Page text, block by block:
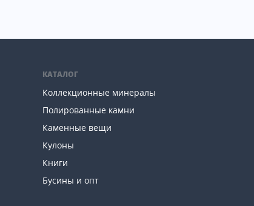
КАТАЛОГ
Коллекционные минералы
Полированные камни
Каменные вещи
Кулоны
Книги
Бусины и опт